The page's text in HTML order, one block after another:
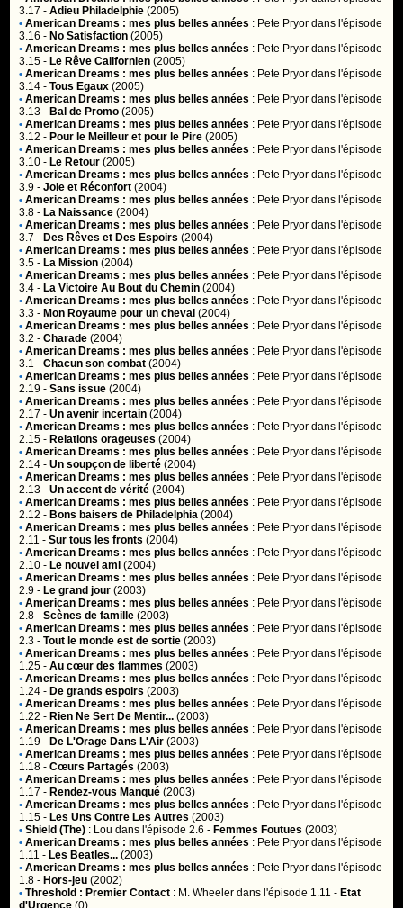
3.17 -Adieu Philadelphie (2005)
• American Dreams : mes plus belles années : Pete Pryor dans l'épisode
3.16 - No Satisfaction (2005)
• American Dreams : mes plus belles années : Pete Pryor dans l'épisode
3.15 - Le Rêve Californien (2005)
• American Dreams : mes plus belles années : Pete Pryor dans l'épisode
3.14 -Tous Egaux (2005)
• American Dreams : mes plus belles années : Pete Pryor dans l'épisode
3.13 - Bal de Promo (2005)
• American Dreams : mes plus belles années : Pete Pryor dans l'épisode
3.12 - Pour le Meilleur et pour le Pire (2005)
• American Dreams : mes plus belles années : Pete Pryor dans l'épisode
3.10 - Le Retour (2005)
• American Dreams : mes plus belles années : Pete Pryor dans l'épisode
3.9 -Joie et Réconfort (2004)
• American Dreams : mes plus belles années : Pete Pryor dans l'épisode
3.8 - La Naissance (2004)
• American Dreams : mes plus belles années : Pete Pryor dans l'épisode
3.7 - Des Rêves et Des Espoirs (2004)
• American Dreams : mes plus belles années : Pete Pryor dans l'épisode
3.5 - La Mission (2004)
• American Dreams : mes plus belles années : Pete Pryor dans l'épisode
3.4 - La Victoire Au Bout du Chemin (2004)
• American Dreams : mes plus belles années : Pete Pryor dans l'épisode
3.3 - Mon Royaume pour un cheval (2004)
• American Dreams : mes plus belles années : Pete Pryor dans l'épisode
3.2 -Charade (2004)
• American Dreams : mes plus belles années : Pete Pryor dans l'épisode
3.1 -Chacun son combat (2004)
• American Dreams : mes plus belles années : Pete Pryor dans l'épisode
2.19 -Sans issue (2004)
• American Dreams : mes plus belles années : Pete Pryor dans l'épisode
2.17 -Un avenir incertain (2004)
• American Dreams : mes plus belles années : Pete Pryor dans l'épisode
2.15 - Relations orageuses (2004)
• American Dreams : mes plus belles années : Pete Pryor dans l'épisode
2.14 -Un soupçon de liberté (2004)
• American Dreams : mes plus belles années : Pete Pryor dans l'épisode
2.13 -Un accent de vérité (2004)
• American Dreams : mes plus belles années : Pete Pryor dans l'épisode
2.12 - Bons baisers de Philadelphia (2004)
• American Dreams : mes plus belles années : Pete Pryor dans l'épisode
2.11 -Sur tous les fronts (2004)
• American Dreams : mes plus belles années : Pete Pryor dans l'épisode
2.10 - Le nouvel ami (2004)
• American Dreams : mes plus belles années : Pete Pryor dans l'épisode
2.9 - Le grand jour (2003)
• American Dreams : mes plus belles années : Pete Pryor dans l'épisode
2.8 -Scènes de famille (2003)
• American Dreams : mes plus belles années : Pete Pryor dans l'épisode
2.3 -Tout le monde est de sortie (2003)
• American Dreams : mes plus belles années : Pete Pryor dans l'épisode
1.25 -Au cœur des flammes (2003)
• American Dreams : mes plus belles années : Pete Pryor dans l'épisode
1.24 - De grands espoirs (2003)
• American Dreams : mes plus belles années : Pete Pryor dans l'épisode
1.22 - Rien Ne Sert De Mentir... (2003)
• American Dreams : mes plus belles années : Pete Pryor dans l'épisode
1.19 - De L'Orage Dans L'Air (2003)
• American Dreams : mes plus belles années : Pete Pryor dans l'épisode
1.18 -Cœurs Partagés (2003)
• American Dreams : mes plus belles années : Pete Pryor dans l'épisode
1.17 - Rendez-vous Manqué (2003)
• American Dreams : mes plus belles années : Pete Pryor dans l'épisode
1.15 - Les Uns Contre Les Autres (2003)
• Shield (The) : Lou dans l'épisode 2.6 - Femmes Foutues (2003)
• American Dreams : mes plus belles années : Pete Pryor dans l'épisode
1.11 - Les Beatles... (2003)
• American Dreams : mes plus belles années : Pete Pryor dans l'épisode
1.8 - Hors-jeu (2002)
• Threshold : Premier Contact : M. Wheeler dans l'épisode 1.11 - Etat
d'Urgence (0)